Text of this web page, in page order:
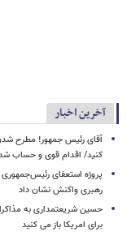
آخرین اخبار
آقای رئیس جمهور! مطرح شدن
کنید/ اقدام قوی و حساب
پروژه استعفای رئیس‌جمهوری
رهبری واکنش نشان داد
حسین شریعتمداری به
برای امریکا باز می کنید